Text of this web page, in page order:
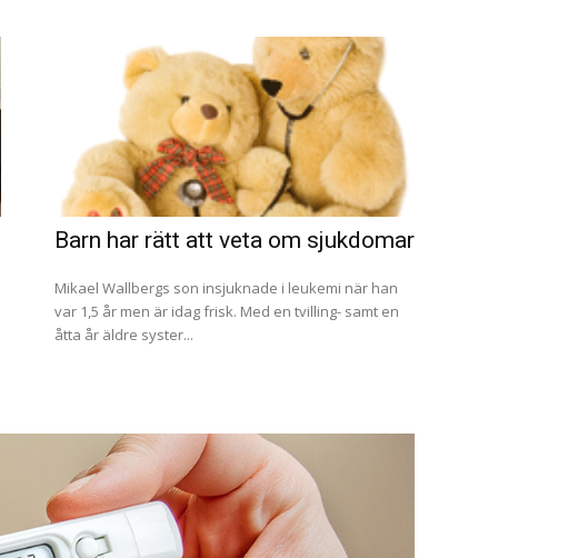
Barn har rätt att veta om sjukdomar
Mikael Wallbergs son insjuknade i leukemi när han
var 1,5 år men är idag frisk. Med en tvilling- samt en
åtta år äldre syster...